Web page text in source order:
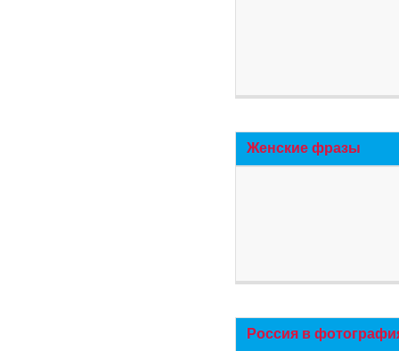
Женские фразы
Россия в